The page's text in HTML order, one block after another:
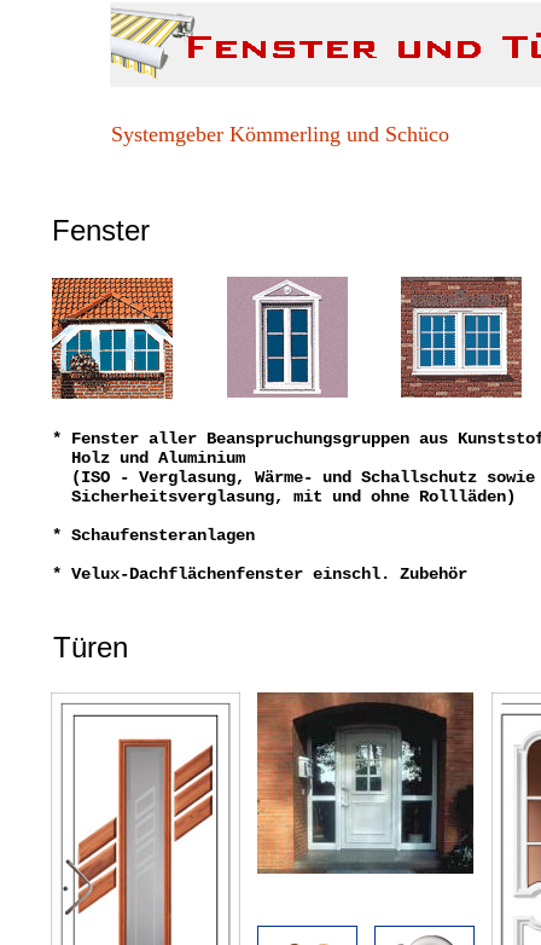
Systemgeber Kömmerling und Schüco
Fenster
* Fenster aller Beanspruchungsgruppen aus
Holz und Aluminium
(ISO - Verglasung, Wärme- und Schallschutz sowie
Sicherheitsverglasung, mit und ohne Rollläden)
* Schaufensteranlagen
* Velux-Dachflächenfenster einschl. Zubehör
Türen